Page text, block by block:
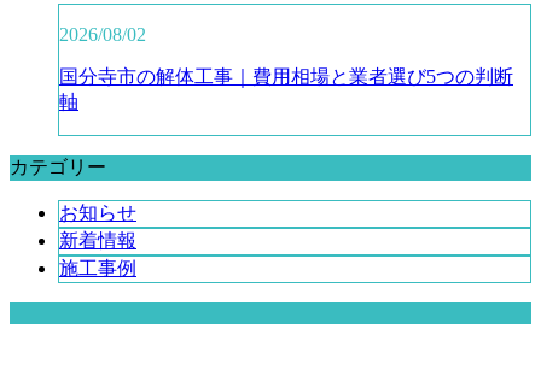
2026/08/02
国分寺市の解体工事｜費用相場と業者選び5つの判断
軸
カテゴリー
お知らせ
新着情報
施工事例